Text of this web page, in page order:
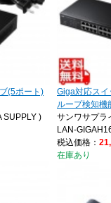
(5ポート)
SUPPLY )
Giga対応ス
ループ検知機
サンワサプラ
LAN-
税込価格：
在庫あり